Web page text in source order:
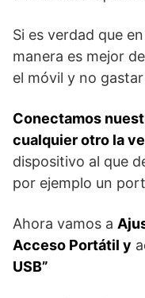
Si es verdad que
manera es mejor
el móvil y no
Conectamos
cualquier otro la
dispositivo al que
por ejemplo un
Ahora vamos a
Acceso Portátil y
USB”